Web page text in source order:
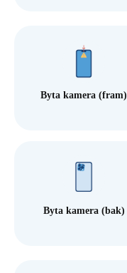
Byta kamera (fram)
Byta kamera (bak)